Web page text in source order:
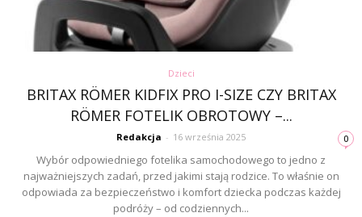
Dzieci
BRITAX RÖMER KIDFIX PRO I-SIZE CZY BRITAX
RÖMER FOTELIK OBROTOWY –...
Redakcja - 16 września 2025 0
Wybór odpowiedniego fotelika samochodowego to jedno z
najważniejszych zadań, przed jakimi stają rodzice. To właśnie on
odpowiada za bezpieczeństwo i komfort dziecka podczas każdej
podróży – od codziennych...